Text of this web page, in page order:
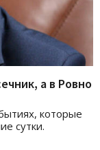
а в Ровно
которые
сутки.